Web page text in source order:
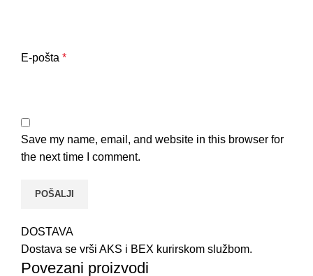
E-pošta *
Save my name, email, and website in this browser for
the next time I comment.
DOSTAVA
Dostava se vrši AKS i BEX kurirskom službom.
Povezani proizvodi